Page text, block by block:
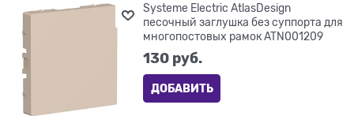
Systeme Electric AtlasDesign
песочный заглушка без суппорта для
многопостовых рамок ATN001209
130 руб.
ДОБАВИТЬ